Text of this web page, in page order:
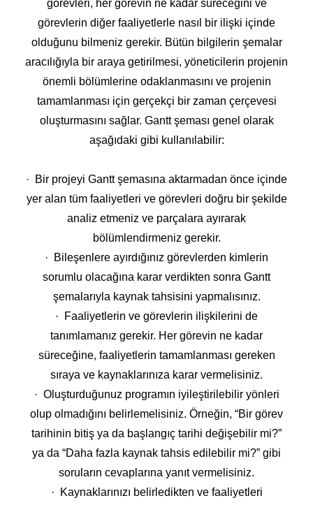
görevleri, her görevin ne kadar süreceğini ve
görevlerin diğer faaliyetlerle nasıl bir ilişki içinde
olduğunu bilmeniz gerekir. Bütün bilgilerin şemalar
aracılığıyla bir araya getirilmesi, yöneticilerin projenin
önemli bölümlerine odaklanmasını ve projenin
tamamlanması için gerçekçi bir zaman çerçevesi
oluşturmasını sağlar. Gantt şeması genel olarak
aşağıdaki gibi kullanılabilir:
· Bir projeyi Gantt şemasına aktarmadan önce içinde
yer alan tüm faaliyetleri ve görevleri doğru bir şekilde
analiz etmeniz ve parçalara ayırarak
bölümlendirmeniz gerekir.
· Bileşenlere ayırdığınız görevlerden kimlerin
sorumlu olacağına karar verdikten sonra Gantt
şemalarıyla kaynak tahsisini yapmalısınız.
· Faaliyetlerin ve görevlerin ilişkilerini de
tanımlamanız gerekir. Her görevin ne kadar
süreceğine, faaliyetlerin tamamlanması gereken
sıraya ve kaynaklarınıza karar vermelisiniz.
· Oluşturduğunuz programın iyileştirilebilir yönleri
olup olmadığını belirlemelisiniz. Örneğin, “Bir görev
tarihinin bitiş ya da başlangıç tarihi değişebilir mi?”
ya da “Daha fazla kaynak tahsis edilebilir mi?” gibi
soruların cevaplarına yanıt vermelisiniz.
· Kaynaklarınızı belirledikten ve faaliyetleri